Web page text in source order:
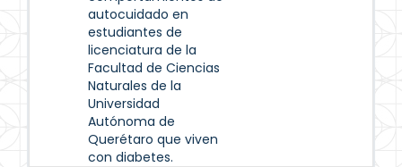
autocuidado en
estudiantes de
licenciatura de la
Facultad de Ciencias
Naturales de la
Universidad
Autónoma de
Querétaro que viven
con diabetes.